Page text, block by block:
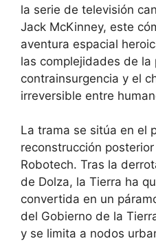
la serie de televisión
Jack McKinney, este
aventura espacial
las complejidades de la
contrainsurgencia y el
irreversible entre
La trama se sitúa en el
reconstrucción
Robotech. Tras la
de Dolza, la Tierra ha
convertida en un
del Gobierno de la
y se limita a nodos